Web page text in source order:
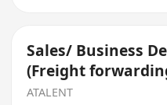
Sales/ Business
(Freight
ATALENT